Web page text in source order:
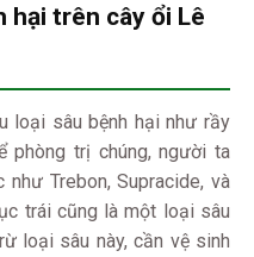
hại trên cây ổi Lê
loại sâu bệnh hại như rầy
phòng trị chúng, người ta
Trebon, Supracide, và
trái cũng là một loại sâu
loại sâu này, cần vệ sinh